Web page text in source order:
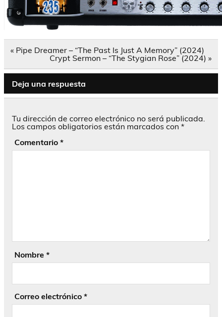
Navegación
« Pipe Dreamer – “The Past Is Just A Memory” (2024)
Crypt Sermon – “The Stygian Rose” (2024) »
Deja una respuesta
Tu dirección de correo electrónico no será publicada.
Los campos obligatorios están marcados con *
Comentario *
Nombre *
Correo electrónico *